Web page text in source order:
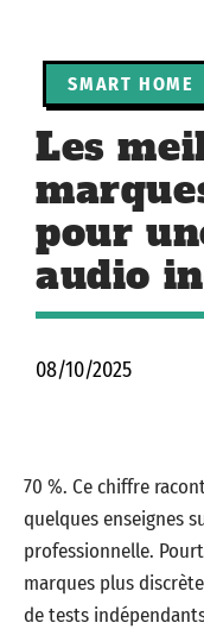
SMART HOME
Les
pour
audio
08/10/2025
70 %. Ce chiffre
quelques enseignes
professionnelle.
marques plus
de tests